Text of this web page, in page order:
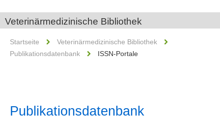
Veterinärmedizinische Bibliothek
Startseite
Veterinärmedizinische Bibliothek
Publikationsdatenbank
ISSN-Portale
Publikationsdatenbank